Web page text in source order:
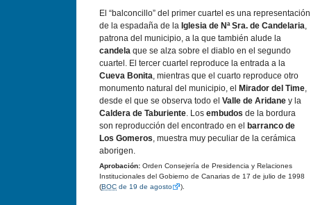
El “balconcillo” del primer cuartel es una representación
de la espadaña de la Iglesia de Nª Sra. de Candelaria,
patrona del municipio, a la que también alude la
candela que se alza sobre el diablo en el segundo
cuartel. El tercer cuartel reproduce la entrada a la
Cueva Bonita, mientras que el cuarto reproduce otro
monumento natural del municipio, el
Mirador del Time,
desde el que se observa todo el Valle de Aridane y la
Caldera de Taburiente. Los embudos de la bordura
son reproducción del encontrado en el
barranco de
Los Gomeros, muestra muy peculiar de la cerámica
aborigen.
Aprobación: Orden Consejería de Presidencia y Relaciones
Institucionales del Gobierno de Canarias de 17 de julio de 1998
(BOC de 19 de agosto ).